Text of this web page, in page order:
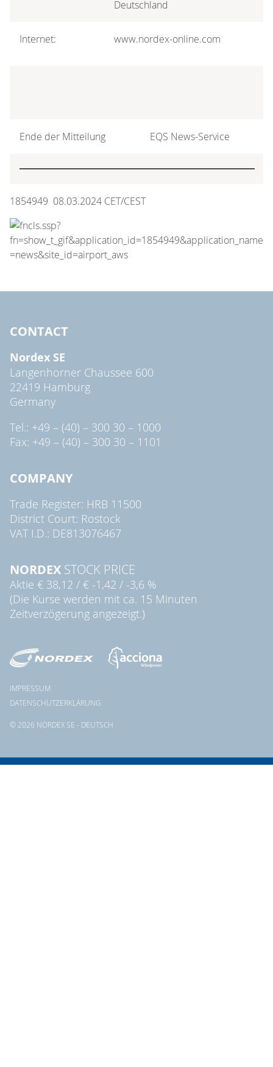
Deutschland
Internet: www.nordex-online.com
Ende der Mitteilung EQS News-Service
1854949 08.03.2024 CET/CEST
CONTACT
Nordex SE
Langenhorner Chaussee 600
22419 Hamburg
Germany
Tel.: +49 – (40) – 300 30 – 1000
Fax: +49 – (40) – 300 30 – 1101
COMPANY
Trade Register: HRB 11500
District Court: Rostock
VAT I.D.: DE813076467
NORDEX STOCK PRICE
Aktie € 38,12 / € -1,42 / -3,6 %
(Die Kurse werden mit ca. 15 Minuten
Zeitverzögerung angezeigt.)
© 2026 NORDEX SE - DEUTSCH
IMPRESSUM
DATENSCHUTZERKLÄRUNG